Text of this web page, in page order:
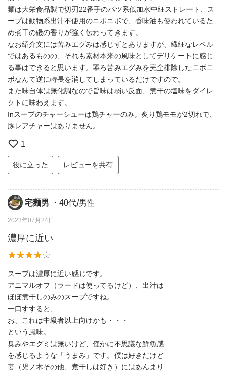
麺は大栄食品製で切刃22番手のパツ系低加水中細ストレート、ス
ープは動物系出汁不使用のニボニボで、香味油も使われているた
め煮干の磯の香りが強く伝わってきます。
なお紹介文には苦みエグみは感じずとありますが、繊細なレベル
ではあるものの、それも素材本来の風味としてデリケートに感じ
る事はできると思います。寧ろ苦みエグみを完全排除したニボニ
ボなんて逆に特長を消してしまっているだけですので。
また味自体は無化調なので旨味は弱い反面、煮干の塩味をダイレ
クトに味わえます。
Inスープのチャーシューは鶏チャーのみ。炙り鶏モモが2切れで、
豚レアチャーはありません。
1
役に立った レビューを共有
宅麺男 ・40代/男性
2023年07月24日
濃厚に近い
スープは濃厚に近い感じです。
アニマルオフ（ラードは使ってるけど）、出汁は
ほぼ煮干しのみのスープですね。
一口すすると、
お、これは中級者以上向けかも・・・
という風味。
臭みやエグミは無いけど、僅かに不思議な鮮魚感
を感じるような「うまみ」です。僕は好きだけど
妻（児ノ木その他、煮干しは好き）にはあんまり